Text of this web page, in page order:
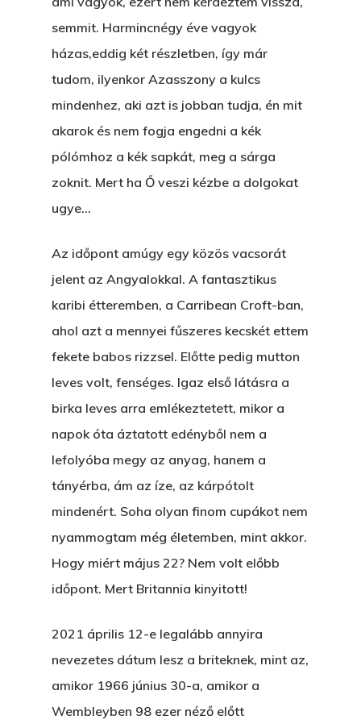
semmit. Harmincnégy éve vagyok
házas,eddig két részletben, így már
tudom, ilyenkor Azasszony a kulcs
mindenhez, aki azt is jobban tudja, én mit
akarok és nem fogja engedni a kék
pólómhoz a kék sapkát, meg a sárga
zoknit. Mert ha Ő veszi kézbe a dolgokat
ugye…
Az időpont amúgy egy közös vacsorát
jelent az Angyalokkal. A fantasztikus
karibi étteremben, a Carribean Croft-ban,
ahol azt a mennyei fűszeres kecskét ettem
fekete babos rizzsel. Előtte pedig mutton
leves volt, fenséges. Igaz első látásra a
birka leves arra emlékeztetett, mikor a
napok óta áztatott edényből nem a
lefolyóba megy az anyag, hanem a
tányérba, ám az íze, az kárpótolt
mindenért. Soha olyan finom cupákot nem
nyammogtam még életemben, mint akkor.
Hogy miért május 22? Nem volt előbb
időpont. Mert Britannia kinyitott!
2021 április 12-e legalább annyira
nevezetes dátum lesz a briteknek, mint az,
amikor 1966 június 30-a, amikor a
Wembleyben 98 ezer néző előtt